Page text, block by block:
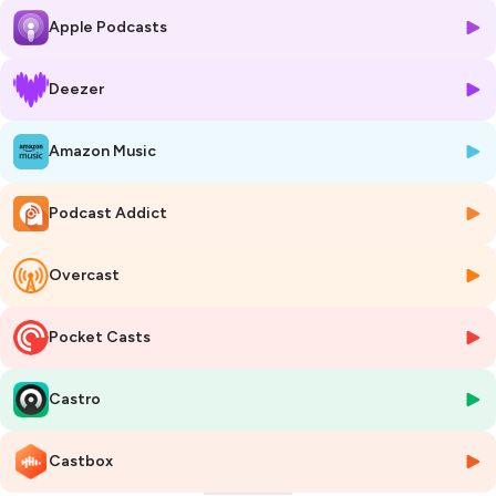
📸Instagram de Gwen
📸Instagram du film
Pour soutenir le podcast 👇
❤️ Abonnez-vous sur votre plateforme d’écoute
🙊 Parlez du podcast et partagez cet épisode
⭐️ Laissez une note et un commentaire sur Spotify ou Apple Podcast
📸Instagram
🎥 YouTube
🎥 Chapitres :
00:00 Début de l'épisode 01:35 Qui est Gwen Pilorget ? 07:07 À quoi
ressemblait Gwen enfant ? 10:53 Ses premiers souvenirs de sport
15:25 Les premiers symptômes de la maladie 19:37 Qu’est-ce que la
leucémie aiguë ? 23:30 Le choc du diagnostic 25:38 Le cancer comme
pression 39:14 Le sport comme moyen de se reconnecter avec soi-
même 45:30 La sensation de la ligne d’arrivée 49:53 Il n'existe pas de
méthode miracle 54:11 Pourquoi faire tout ça 58:11 L’importance de
l’entourage 01:03:04 Le documentaire I Will Survive 01:08:51 Les
projets futurs pour Gwen & I Will Survive 01:12:10 Le meilleur & Le pire
Apple Podcasts
Deezer
Amazon Music
Podcast Addict
Overcast
Pocket Casts
Castro
Castbox